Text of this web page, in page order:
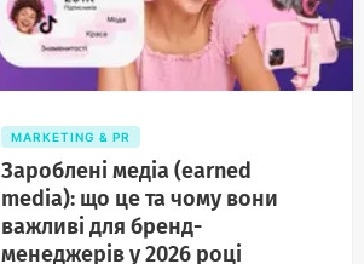
MARKETING & PR
Зароблені медіа (earned
media): що це та чому вони
важливі для бренд-
менеджерів у 2026 році